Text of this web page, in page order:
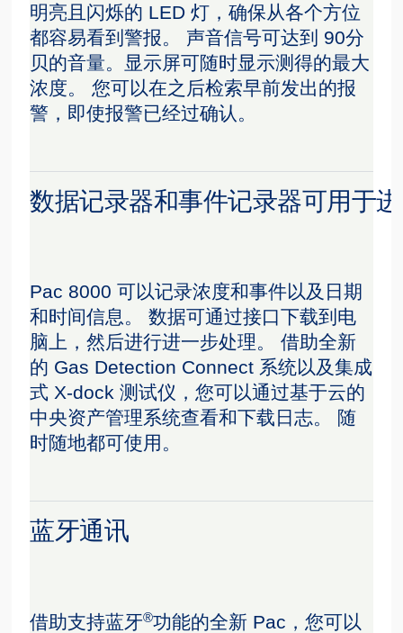
明亮且闪烁的 LED 灯，确保从各个方位
都容易看到警报。 声音信号可达到 90分
贝的音量。显示屏可随时显示测得的最大
浓度。 您可以在之后检索早前发出的报
警，即使报警已经过确认。
数据记录器和事件记录器可用于
Pac 8000 可以记录浓度和事件以及日期
和时间信息。 数据可通过接口下载到电
脑上，然后进行进一步处理。 借助全新
的 Gas Detection Connect 系统以及集成
式 X-dock 测试仪，您可以通过基于云的
中央资产管理系统查看和下载日志。 随
时随地都可使用。
蓝牙通讯
借助支持蓝牙®功能的全新 Pac，您可以